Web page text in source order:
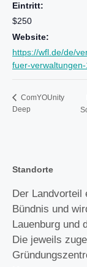
Eintritt:
$250
Website:
https://wfl.de/de/
fuer-verwaltungen-
ComYOUnity
Deep
Standorte
Der Landvorteil
Bündnis und
Lauenburg und
Die jeweils